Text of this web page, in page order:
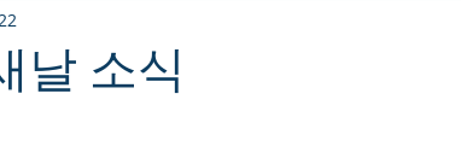
날 소식